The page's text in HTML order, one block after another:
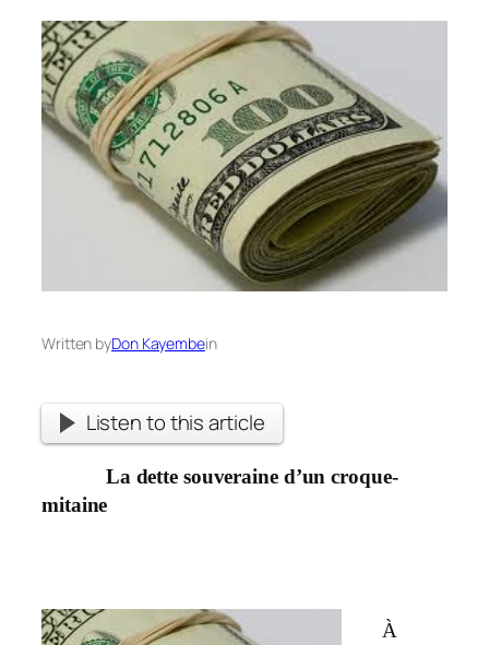
Written byDon Kayembein
Listen to this article
La dette souveraine d’un croque-
mitaine
À